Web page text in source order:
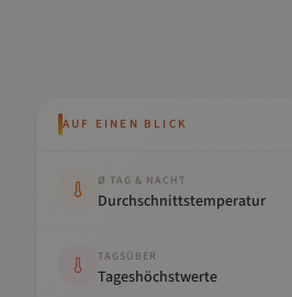
AUF EINEN BLICK
Ø TAG & NACHT
Durchschnittstemperatur
TAGSÜBER
Tageshöchstwerte